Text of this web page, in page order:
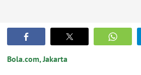
Bola.com, Jakarta